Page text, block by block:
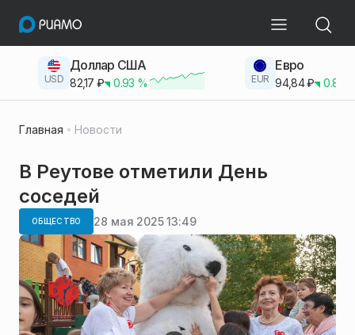
USD
Доллар США
82,17 ₽ 0.93 % EUR
Евро
94,84₽ 0.83
Главная Новости
В Реутове отметили День
соседей
ОБЩЕСТВО 28 мая 2025 13:49